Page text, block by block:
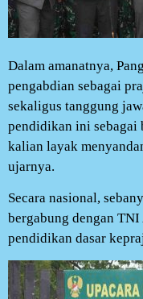
Dalam amanatnya,
pengabdian sebagai
sekaligus tanggung
pendidikan ini sebagai
kalian layak
ujarnya.
Secara nasional,
bergabung dengan
pendidikan dasar